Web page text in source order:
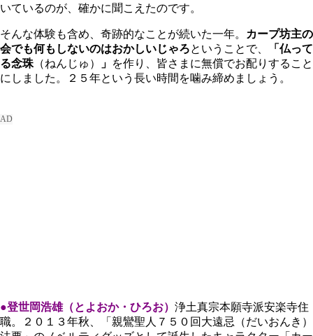
いているのが、確かに聞こえたのです。
そんな体験も含め、奇跡的なことが続いた一年。
カープ坊主の
会でも何もしないのはおかしいじゃろということで、
「仏って
る念珠 （ねんじゅ） 」 を作り、皆さまに無償でお配りすること
にしました。２５年という長い時間を噛み締めましょう。
●登世岡浩雄（とよおか・ひろお） 浄土真宗本願寺派安楽寺住
職。２０１３年秋、「親鸞聖人７５０回大遠忌（だいおんき）